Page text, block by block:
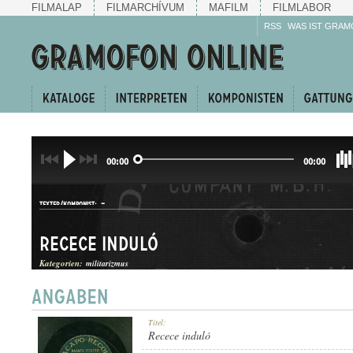
FILMALAP FILMARCHÍVUM MAFILM FILMLABOR
RSS WAS IST
00:00 00:00
TEXTER/KOMPONIST: -
GATTUNG:
Recece induló
Kategorien: militarizmus
Titel:
Recece induló